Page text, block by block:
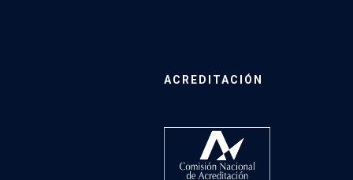
ACREDITACIÓN